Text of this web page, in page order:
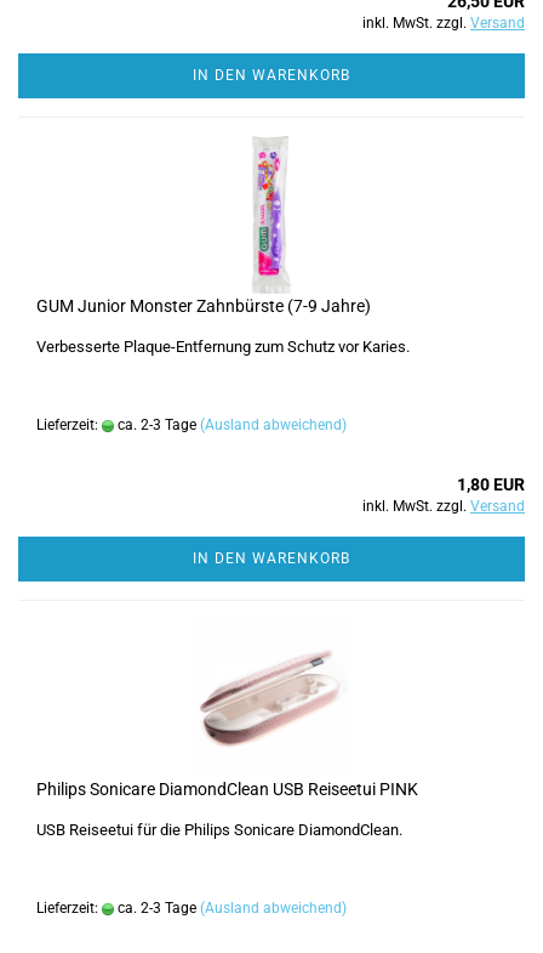
inkl. MwSt. zzgl. Versand
IN DEN WARENKORB
GUM Junior Monster Zahnbürste (7-9 Jahre)
Verbesserte Plaque-Entfernung zum Schutz vor Karies.
Lieferzeit: ca. 2-3 Tage (Ausland abweichend)
1,80 EUR
inkl. MwSt. zzgl. Versand
IN DEN WARENKORB
Philips Sonicare DiamondClean USB Reiseetui PINK
USB Reiseetui für die Philips Sonicare DiamondClean.
Lieferzeit: ca. 2-3 Tage (Ausland abweichend)